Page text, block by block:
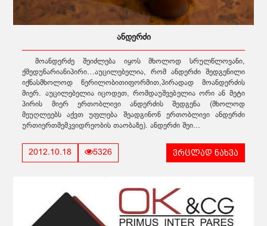
ანდერძი
მოანდერძე შეიძლება იყოს მხოლოდ სრულწლოვანი,
ქმედუნარიანიპირი…აუცილებელია, რომ ანდერძი შედგენილი
იქნასმხოლოდ წერილობითიფორმით,პირადად მოანდერძის
მიერ. აუცილებელია იცოდეთ, რომდაუშვებელია ორი ან მეტი
პირის მიერ ერთობლივი ანდერძის შედგენა (მხოლოდ
მეუღლეებს აქვთ უფლება შეადგინონ ერთობლივი ანდერძი
ურთიერთმემკვიდრეობის თაობაზე). ანდერძი შეი...
2012.10.18 5326 ვრცლად ნახვა